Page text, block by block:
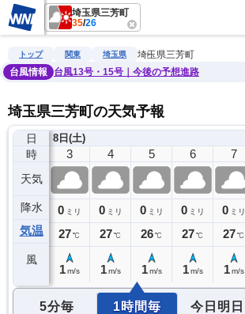
埼玉県三芳町
35/26
雨雲レーダー 台風情報 地震情報
トップ 関東 埼玉県
埼玉県三芳町
台風情報
台風13号・15号｜今後の予想進路
埼玉県三芳町の天気予報
日
時
天気
降水
気温
風
8日(土)
2
0ミリ
27℃
3
0 ミリ
27℃
1 m/s
4
0 ミリ
27℃
1 m/s
5
0 ミリ
26℃
1 m/s
6
0 ミリ
27℃
1 m/s
7
0 ミリ
27℃
1 m/s
5分毎 1時間毎 今日明日